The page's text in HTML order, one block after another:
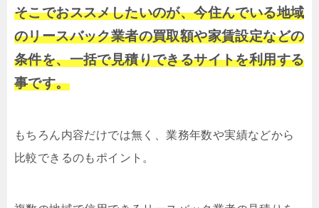
そこでおススメしたいのが、今住んでいる地域
のリースバック業者の買取額や家賃設定などの
条件を、一括で見積りできるサイトを利用する
事です。
もちろん内容だけでは無く、業務年数や実績などから
比較できるのもポイント。